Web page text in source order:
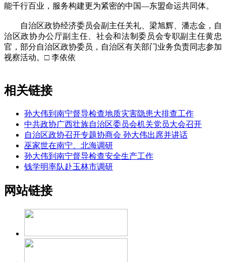
能千行百业，服务构建更为紧密的中国—东盟命运共同体。
自治区政协经济委员会副主任关礼、梁旭辉、潘志金，自
治区政协办公厅副主任、社会和法制委员会专职副主任黄忠
官，部分自治区政协委员，自治区有关部门业务负责同志参加
视察活动。□ 李依依
相关链接
孙大伟到南宁督导检查地质灾害隐患大排查工作
中共政协广西壮族自治区委员会机关党员大会召开
自治区政协召开专题协商会 孙大伟出席并讲话
巫家世在南宁、北海调研
孙大伟到南宁督导检查安全生产工作
钱学明率队赴玉林市调研
网站链接